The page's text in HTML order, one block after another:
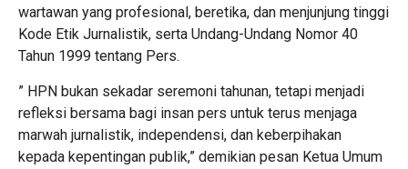
wartawan yang profesional, beretika, dan menjunjung tinggi
Kode Etik Jurnalistik, serta Undang-Undang Nomor 40
Tahun 1999 tentang Pers.
” HPN bukan sekadar seremoni tahunan, tetapi menjadi
refleksi bersama bagi insan pers untuk terus menjaga
marwah jurnalistik, independensi, dan keberpihakan
kepada kepentingan publik,” demikian pesan Ketua Umum